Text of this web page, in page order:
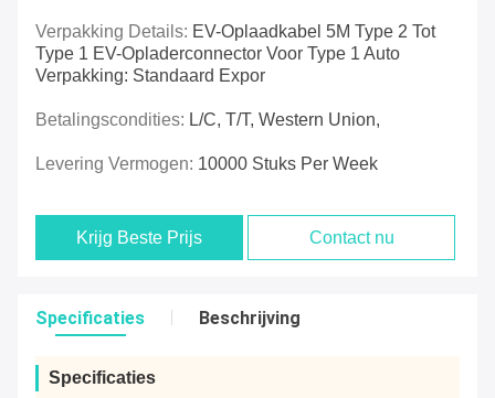
Verpakking Details: EV-Oplaadkabel 5M Type 2 Tot
Type 1 EV-Opladerconnector Voor Type 1 Auto
Verpakking: Standaard Expor
Betalingscondities: L/C, T/T, Western Union,
Levering Vermogen: 10000 Stuks Per Week
Krijg Beste Prijs Contact nu
Specificaties Beschrijving
Specificaties